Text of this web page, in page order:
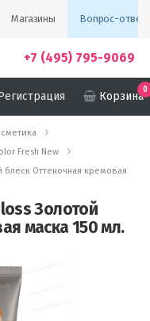
Магазины Вопрос-ответ
+7 (495) 795-9069
Корзина
0
Fresh New
блеск Оттеночная кремовая
Золотой
маска 150 мл.